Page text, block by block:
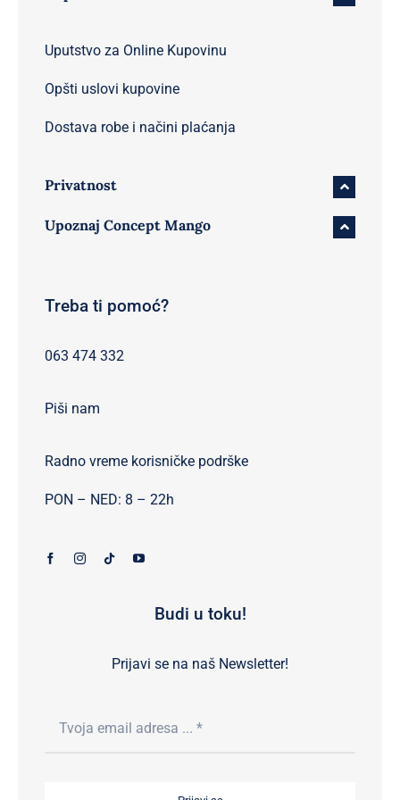
Budi u toku!
Prijavi se na naš Newsletter!
Uputstvo za Online Kupovinu
Opšti uslovi kupovine
Dostava robe i načini plaćanja
Privatnost
Upoznaj Concept Mango
Treba ti pomoć?
063 474 332
Piši nam
Radno vreme korisničke podrške
PON – NED: 8 – 22h